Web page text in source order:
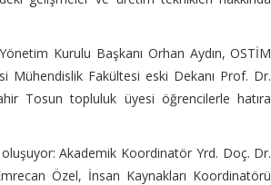
Kurulu Başkanı Orhan Aydın, OSTİM
Mühendislik Fakültesi eski Dekanı Prof. Dr.
Tosun topluluk üyesi öğrencilerle hatıra
Akademik Koordinatör Yrd. Doç. Dr.
Özel, İnsan Kaynakları Koordinatörü